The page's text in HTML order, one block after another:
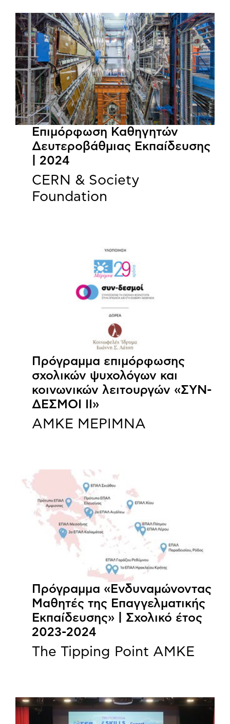
Επιμόρφωση Καθηγητών
Δευτεροβάθμιας Εκπαίδευσης
| 2024
CERN & Society
Foundation
Πρόγραμμα επιμόρφωσης
σχολικών ψυχολόγων και
κοινωνικών λειτουργών «ΣΥΝ-
ΔΕΣΜΟΙ ΙΙ»
ΑΜΚΕ ΜΕΡΙΜΝΑ
Πρόγραμμα «Ενδυναμώνοντας
Μαθητές της Επαγγελματικής
Εκπαίδευσης» | Σχολικό έτος
2023-2024
The Tipping Point ΑΜΚΕ